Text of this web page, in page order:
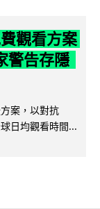
觀看方案
警告存隱
案，以對抗
日均觀看時間...